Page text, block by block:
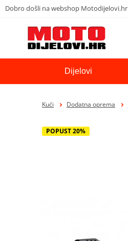
Dobro došli na webshop Motodijelovi.hr
Dijelovi
Kući Dodatna oprema
POPUST 20%